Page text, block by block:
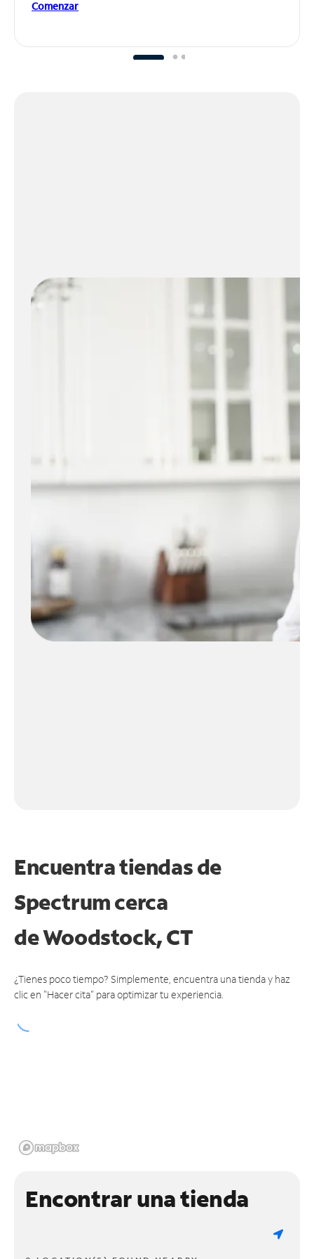
Comenzar
Encuentra tiendas de
Spectrum cerca
deWoodstock, CT
¿Tienes poco tiempo? Simplemente, encuentra una tienda y haz
clic en "Hacer cita" para optimizar tu experiencia.
Encontrar una tienda